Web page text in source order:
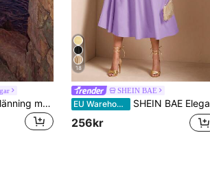
SHEIN Allurite Långklänning med nättryck, klänning i semesterstil, halvtransparent pärlhalsbandsklänning, klänning med hög slits och rygglös
18
SHEIN BAE
EU Warehouse SHEIN BAE Elegant ärmlös lång puffklänning för kvinnor, lämplig för vardagsdejter, utflykter, nattklubbar, fester, höstsäsong
256kr